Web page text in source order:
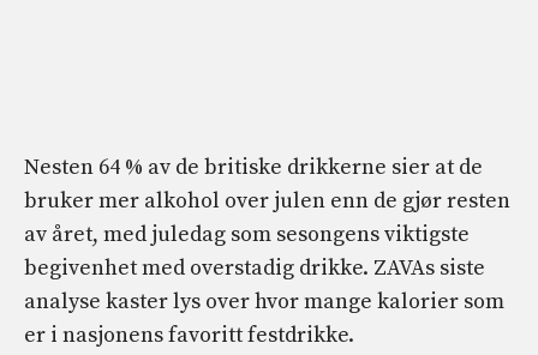
Nesten 64 % av de britiske drikkerne sier at de
bruker mer alkohol over julen enn de gjør resten
av året, med juledag som sesongens viktigste
begivenhet med overstadig drikke. ZAVAs siste
analyse kaster lys over hvor mange kalorier som
er i nasjonens favoritt festdrikke.